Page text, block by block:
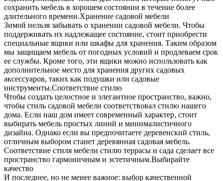
сохранить мебель в хорошем состоянии в течение более
длительного времени.Хранение садовой мебели
Зимой нельзя забывать о хранении садовой мебели. Чтобы
поддерживать их надлежащее состояние, стоит приобрести
специальные ящики или шкафы для хранения. Таким образом
мы защищаем мебель от погодных условий и продлеваем срок
ее службы. Кроме того, эти ящики можно использовать как
дополнительное место для хранения других садовых
аксессуаров, таких как подушки или садовые
инструменты.Соответствие стилю
Чтобы создать целостное и элегантное пространство, важно,
чтобы стиль садовой мебели соответствовал стилю нашего
дома. Если наш дом имеет современный характер, стоит
выбирать мебель простых линий и минималистичного
дизайна. Однако если вы предпочитаете деревенский стиль,
отличным выбором станет деревянная садовая мебель.
Соответствие стиля мебели стилю террасы и сада сделает все
пространство гармоничным и эстетичным.Выбирайте
качество
И последнее, но не менее важное: выбор качественной